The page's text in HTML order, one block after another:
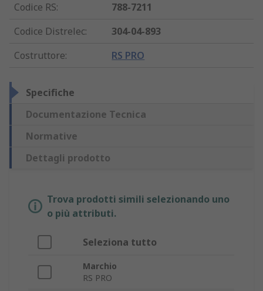
Codice RS:
788-7211
Codice Distrelec:
304-04-893
Costruttore: RS PRO
Specifiche
Documentazione Tecnica
Normative
Dettagli prodotto
Trova prodotti simili selezionando uno
o più attributi.
Seleziona tutto
Marchio
RS PRO